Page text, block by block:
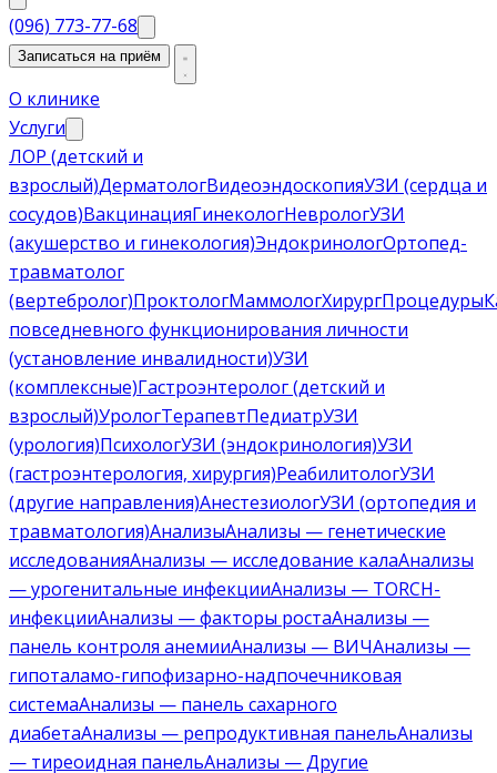
(096) 773-77-68
Записаться на приём
О клинике
Услуги
ЛОР (детский и
взрослый)ДерматологВидеоэндоскопияУЗИ (сердца и
сосудов)ВакцинацияГинекологНеврологУЗИ
(акушерство и гинекология)ЭндокринологОртопед-
травматолог
(вертебролог)ПроктологМаммологХирургПроцедуры
повседневного функционирования личности
(установление инвалидности)УЗИ
(комплексные)Гастроэнтеролог (детский и
взрослый)УрологТерапевтПедиатрУЗИ
(урология)ПсихологУЗИ (эндокринология)УЗИ
(гастроэнтерология, хирургия)РеабилитологУЗИ
(другие направления)АнестезиологУЗИ (ортопедия и
травматология)АнализыАнализы — генетические
исследованияАнализы — исследование калаАнализы
— урогенитальные инфекцииАнализы — TORCH-
инфекцииАнализы — факторы ростаАнализы —
панель контроля анемииАнализы — ВИЧАнализы —
гипоталамо-гипофизарно-надпочечниковая
системаАнализы — панель сахарного
диабетаАнализы — репродуктивная панельАнализы
— тиреоидная панельАнализы — Другие